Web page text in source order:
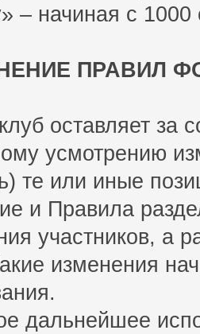
начиная с 1000
ПРАВИЛ
оставляет за
усмотрению
те или иные
и Правила
участников, а
изменения
дальнейшее